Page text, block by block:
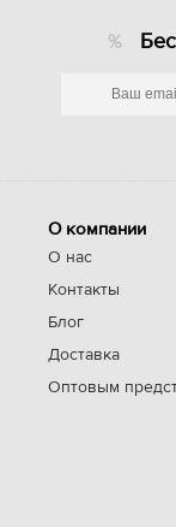
О компании
О нас
Контакты
Блог
Доставка
Оптовым